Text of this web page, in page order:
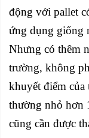
động với pallet
ứng dụng giống
Nhưng có thêm
trường, không
khuyết điểm
thường nhỏ hơn
cũng cần được